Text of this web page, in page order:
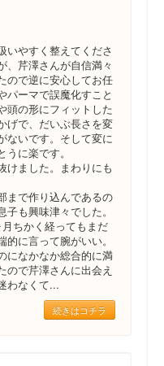
いやすく整えてくださ
、芹澤さんが自信満々
ので逆に安心してお任
パーマで誤魔化すこと
頭の形にフィットした
げで、だいぶ長さを変
ないです。そして変に
に楽です。
けました。まわりにも
まで作り込んであるの
も興味津々でした。
ちかく経ってもまだ
に言って腕がいい。
になかなか総合的に満
ので芹澤さんに出会え
わなくて...
続きはコチラ